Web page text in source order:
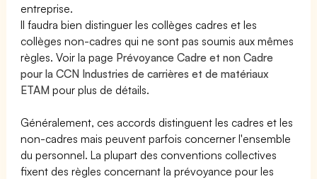
entreprise.
Il faudra bien distinguer les collèges cadres et les
collèges non-cadres qui ne sont pas soumis aux mêmes
règles. Voir la page Prévoyance Cadre et non Cadre
pour la CCN Industries de carrières et de matériaux
ETAM pour plus de détails.
Généralement, ces accords distinguent les cadres et les
non-cadres mais peuvent parfois concerner l'ensemble
du personnel. La plupart des conventions collectives
fixent des règles concernant la prévoyance pour les